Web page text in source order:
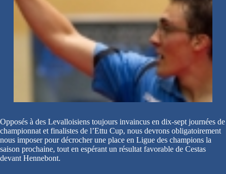
Opposés à des Levalloisiens toujours invaincus en dix-sept journées de
championnat et finalistes de l’Ettu Cup, nous devrons obligatoirement
nous imposer pour décrocher une place en Ligue des champions la
saison prochaine, tout en espérant un résultat favorable de Cestas
devant Hennebont.